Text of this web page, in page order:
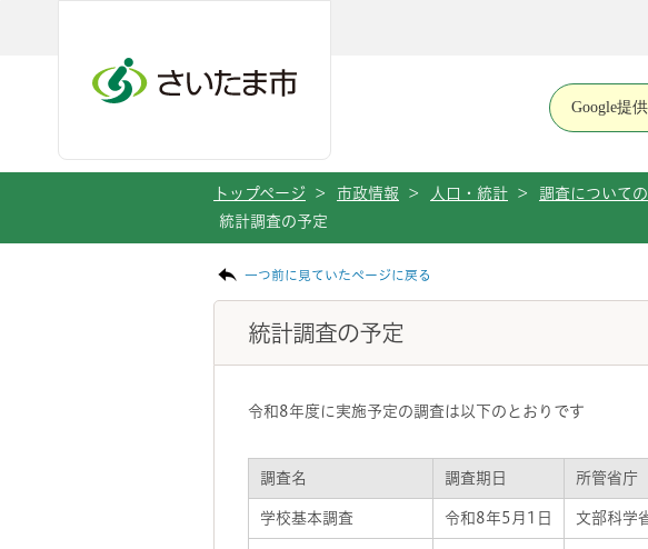
トップページ > 市政情報 > 人口・統計 > 調査について
統計調査の予定
一つ前に見ていたページに戻る
統計調査の予定
令和8年度に実施予定の調査は以下のとおりです
調査名 調査期日 所管省庁
学校基本調査 令和8年5月1日 文部科学